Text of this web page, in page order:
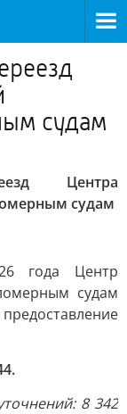
судам
Центра
судам
года Центр
судам
8 342